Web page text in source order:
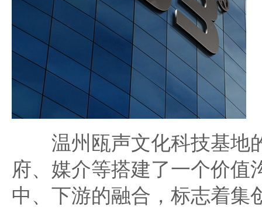
温州瓯声文化科技基地
府、媒介等搭建了一个价值
中、下游的融合，标志着集